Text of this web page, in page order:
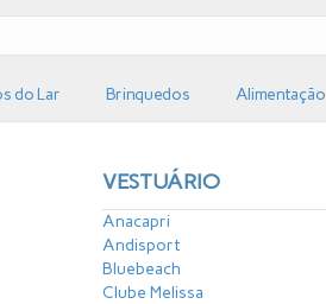
do Lar Brinquedos Alimentação
VESTUÁRIO
Anacapri
Andisport
Bluebeach
Clube Melissa